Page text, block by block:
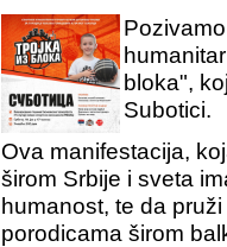
bloka",
Subotici.
Ova manifestacija,
širom Srbije i sveta
humanost, te da
porodicama širom